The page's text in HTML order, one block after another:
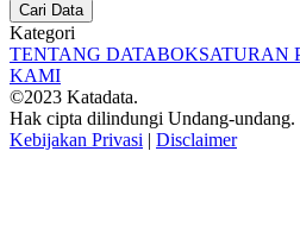
Cari Data
Kategori
TENTANG DATABOKSATURAN
KAMI
©2023 Katadata.
Hak cipta dilindungi Undang-undang.
Kebijakan Privasi | Disclaimer